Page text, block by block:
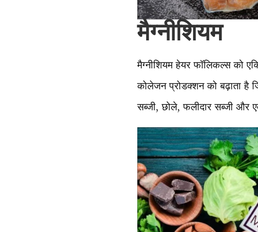
मैग्नीशियम
मैग्नीशियम हेयर फॉलिकल्स को
कोलेजन प्रोडक्शन को बढ़ाता है
सब्जी, छोले, फलीदार सब्जी और